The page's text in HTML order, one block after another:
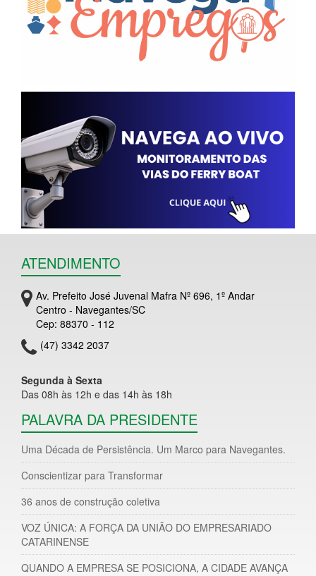
ATENDIMENTO
Av. Prefeito José Juvenal Mafra Nº 696, 1º Andar
Centro - Navegantes/SC
Cep: 88370 - 112
(47) 3342 2037
Segunda à Sexta
Das 08h às 12h e das 14h às 18h
PALAVRA DA PRESIDENTE
Uma Década de Persistência. Um Marco para Navegantes.
Conscientizar para Transformar
36 anos de construção coletiva
VOZ ÚNICA: A FORÇA DA UNIÃO DO EMPRESARIADO
CATARINENSE
QUANDO A EMPRESA SE POSICIONA, A CIDADE AVANÇA